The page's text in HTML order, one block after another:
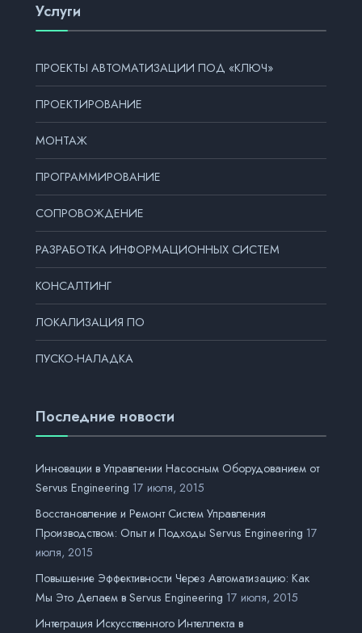
Услуги
ПРОЕКТЫ АВТОМАТИЗАЦИИ ПОД «КЛЮЧ»
ПРОЕКТИРОВАНИЕ
МОНТАЖ
ПРОГРАММИРОВАНИЕ
СОПРОВОЖДЕНИЕ
РАЗРАБОТКА ИНФОРМАЦИОННЫХ СИСТЕМ
КОНСАЛТИНГ
ЛОКАЛИЗАЦИЯ ПО
ПУСКО-НАЛАДКА
Последние новости
Инновации в Управлении Насосным Оборудованием от
Servus Engineering 17 июля, 2015
Восстановление и Ремонт Систем Управления
Производством: Опыт и Подходы Servus Engineering 17
июля, 2015
Повышение Эффективности Через Автоматизацию: Как
Мы Это Делаем в Servus Engineering 17 июля, 2015
Интеграция Искусственного Интеллекта в